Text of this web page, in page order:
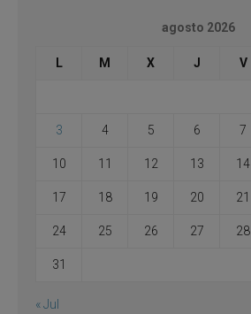
agosto 2026
L M X J V
3 4 5 6 7
10 11 12 13 14
17 18 19 20 21
24 25 26 27 28
31
« Jul